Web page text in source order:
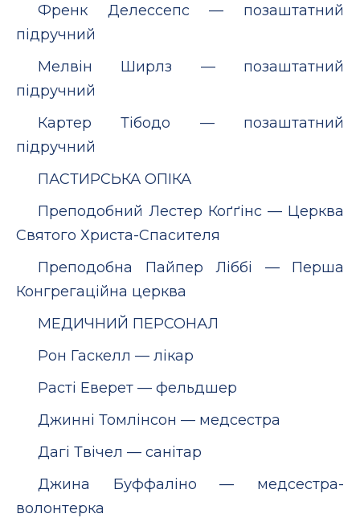
Френк Делессепс — позаштатний
підручний
Мелвін Ширлз — позаштатний
підручний
Картер Тібодо — позаштатний
підручний
ПАСТИРСЬКА ОПІКА
Преподобний Лестер Коґґінс — Церква
Святого Христа-Спасителя
Преподобна Пайпер Ліббі — Перша
Конгрегаційна церква
МЕДИЧНИЙ ПЕРСОНАЛ
Рон Гаскелл — лікар
Расті Еверет — фельдшер
Джинні Томлінсон — медсестра
Дагі Твічел — санітар
Джина Буффаліно — медсестра-
волонтерка